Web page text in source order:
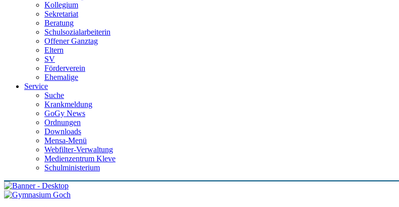
Kollegium
Sekretariat
Beratung
Schulsozialarbeiterin
Offener Ganztag
Eltern
SV
Förderverein
Ehemalige
Service
Suche
Krankmeldung
GoGy News
Ordnungen
Downloads
Mensa-Menü
Webfilter-Verwaltung
Medienzentrum Kleve
Schulministerium